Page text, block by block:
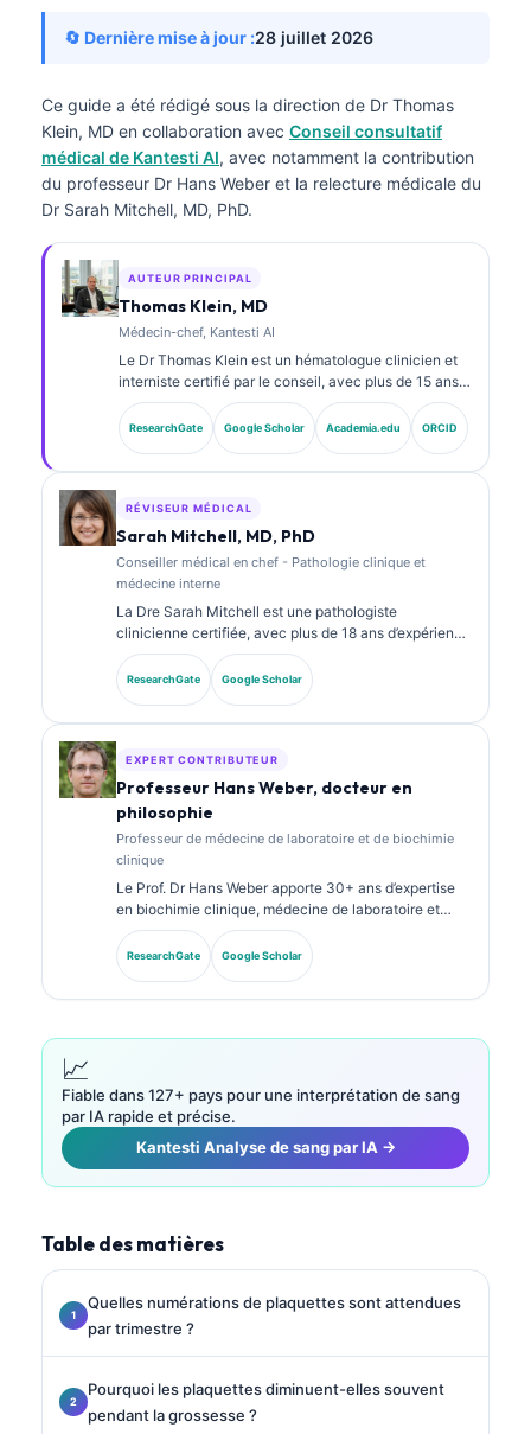
🔄 Dernière mise à jour :28 juillet 2026
Ce guide a été rédigé sous la direction de Dr Thomas
Klein, MD en collaboration avec Conseil consultatif
médical de Kantesti AI, avec notamment la contribution
du professeur Dr Hans Weber et la relecture médicale du
Dr Sarah Mitchell, MD, PhD.
AUTEUR PRINCIPAL
Thomas Klein, MD
Médecin-chef, Kantesti AI
Le Dr Thomas Klein est un hématologue clinicien et
interniste certifié par le conseil, avec plus de 15 ans
d’expérience en médecine de laboratoire et en
analyse clinique assistée par IA. En tant que directeur
médical (Chief Medical Officer) chez Kantesti AI, il
a publié sur l’interprétation des biomarqueurs et le
diagnostic de laboratoire.
ResearchGate Google Scholar Academia.edu ORCID
RÉVISEUR MÉDICAL
Sarah Mitchell, MD, PhD
Conseiller médical en chef - Pathologie clinique et
médecine interne
La Dre Sarah Mitchell est une pathologiste
clinicienne certifiée, avec plus de 18 ans d’expérience
en médecine de laboratoire et en analyse
diagnostique. Elle détient des certifications
spécialisées en chimie clinique et a publié de
ResearchGate Google Scholar
EXPERT CONTRIBUTEUR
Professeur Hans Weber, docteur en
philosophie
Professeur de médecine de laboratoire et de biochimie
clinique
Le Prof. Dr Hans Weber apporte 30+ ans d’expertise
en biochimie clinique, médecine de laboratoire et
recherche sur les biomarqueurs. Ancien président de
la Société allemande de chimie clinique, il se
spécialise dans l’analyse des panels diagnostiques, la
ResearchGate Google Scholar
📈
Fiable dans 127+ pays pour une interprétation de sang
par IA rapide et précise.
Kantesti Analyse de sang par IA →
Table des matières
Quelles numérations de plaquettes sont attendues
par trimestre ?
Pourquoi les plaquettes diminuent-elles souvent
pendant la grossesse ?